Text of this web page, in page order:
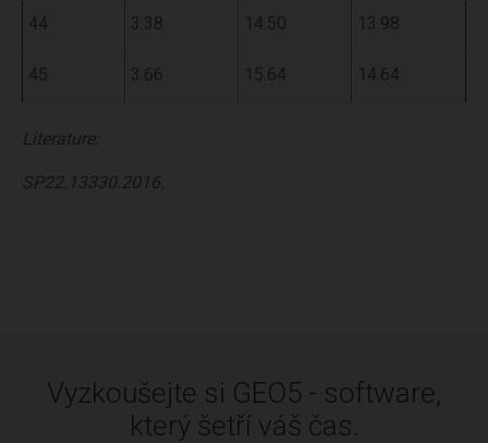
44 3.38 14.50 13.98
45 3.66 15.64 14.64
Literature:
SP22.13330.2016.
Vyzkoušejte si GEO5 - software,
který šetří váš čas.